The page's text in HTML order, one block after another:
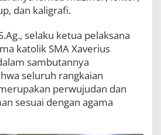
dan kaligrafi.
selaku ketua pelaksana
katolik SMA Xaverius
sambutannya
seluruh rangkaian
perwujudan dan
sesuai dengan agama